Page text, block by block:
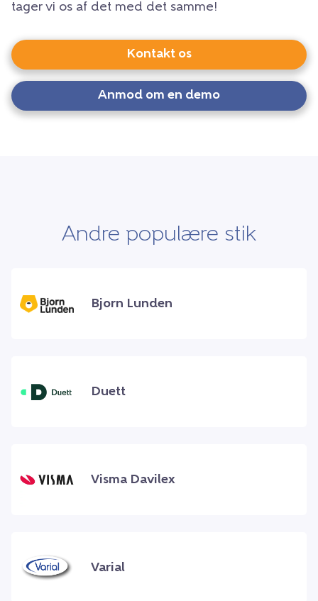
tager vi os af det med det samme!
Kontakt os
Anmod om en demo
Andre populære stik
Bjorn Lunden
Duett
Visma Davilex
Varial